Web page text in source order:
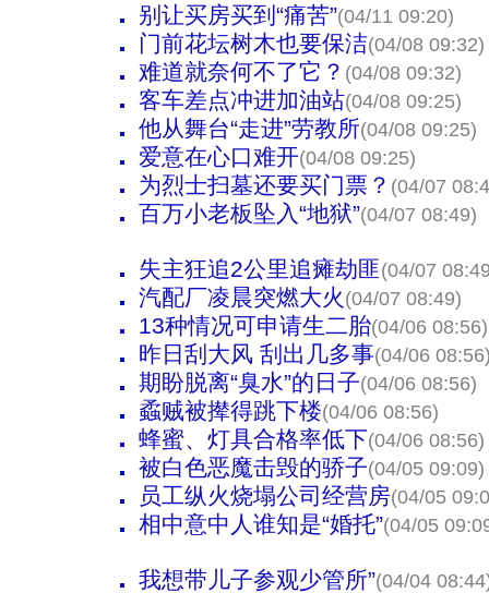
别让买房买到“痛苦”(04/11 09:20)
门前花坛树木也要保洁(04/08 09:32)
难道就奈何不了它？ (04/08 09:32)
客车差点冲进加油站(04/08 09:25)
他从舞台“走进”劳教所(04/08 09:25)
爱意在心口难开(04/08 09:25)
为烈士扫墓还要买门票？ (04/07
百万小老板坠入“地狱”(04/07 08:49)
失主狂追2公里追瘫劫匪(04/07
汽配厂凌晨突燃大火 (04/07 08:49)
13种情况可申请生二胎(04/06 08:56)
昨日刮大风 刮出几多事(04/06
期盼脱离“臭水”的日子(04/06 08:56)
蟊贼被撵得跳下楼(04/06 08:56)
蜂蜜、灯具合格率低下(04/06 08:56)
被白色恶魔击毁的骄子(04/05 09:09)
员工纵火烧塌公司经营房(04/05
相中意中人谁知是“婚托”(04/05
我想带儿子参观少管所”(04/04